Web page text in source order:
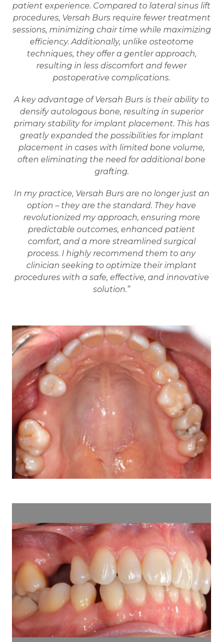
patient experience. Compared to lateral sinus lift
procedures, Versah Burs require fewer treatment
sessions, minimizing chair time while maximizing
efficiency. Additionally, unlike osteotome
techniques, they offer a gentler approach,
resulting in less discomfort and fewer
postoperative complications.
A key advantage of Versah Burs is their ability to
densify autologous bone, resulting in superior
primary stability for implant placement. This has
greatly expanded the possibilities for implant
placement in cases with limited bone volume,
often eliminating the need for additional bone
grafting.
In my practice, Versah Burs are no longer just an
option – they are the standard. They have
revolutionized my approach, ensuring more
predictable outcomes, enhanced patient
comfort, and a more streamlined surgical
process. I highly recommend them to any
clinician seeking to optimize their implant
procedures with a safe, effective, and innovative
solution.”